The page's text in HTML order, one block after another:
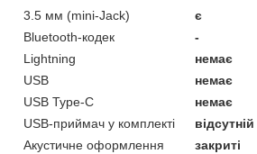
3.5 мм (mini-Jack)
є
Bluetooth-кодек
-
Lightning
немає
USB
немає
USB Type-C
немає
USB-приймач у комплекті
відсутній
Акустичне оформлення
закриті